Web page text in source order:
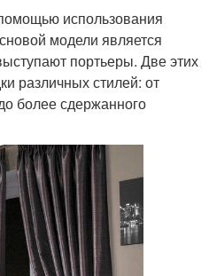
использования
модели является
портьеры. Две этих
различных стилей: от
более сдержанного